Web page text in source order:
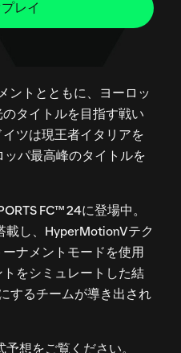
ントとともに、ヨーロッ
タイトルを目指す戦い
ツは現王者イタリアを
パ最高峰のタイトルを
FC™ 24に登場中。
載し、HyperMotionVテク
ナメントモードを使用
をシミュレートした結
するチームが導き出され
予想をご覧ください。